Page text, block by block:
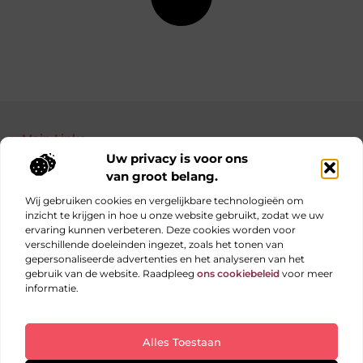
Uw privacy is voor ons
van groot belang.
Wij gebruiken cookies en vergelijkbare technologieën om
inzicht te krijgen in hoe u onze website gebruikt, zodat we uw
ervaring kunnen verbeteren. Deze cookies worden voor
verschillende doeleinden ingezet, zoals het tonen van
gepersonaliseerde advertenties en het analyseren van het
gebruik van de website. Raadpleeg ons cookiebeleid voor meer
informatie.
Alles Toestaan
Main Links
Bekende Nederlanders
Elke dag iets nieuws op obs-beukenlaan.nl
Blogs vol inspiratie, inzichten en tips voor jouw dagelijks
leven.